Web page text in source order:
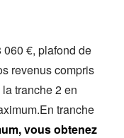
060 €, plafond de
revenus compris
tranche 2 en
tranche
vous obtenez